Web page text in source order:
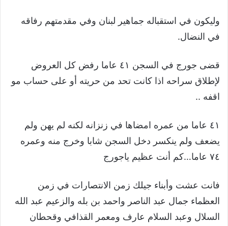
وليكون في استقباله جماهير لبنان وفي مقدمتهم رفاقه
في النضال.
قضى جورج في السجن ٤١ عاما رفض كل العروض
لإطلاق سراحه اذا كانت تحد من حريته أو على حساب مو
اقفه ..
٤١ عاما من عمره امضاها في زنزانه لكنه لم يهن ولم
يضعف ولم ينكسر دخل السجن شابا وخرج منه وعمره
٧٤ عاما…كم أنت عظيم ياجورج
فانت عشت وأبناء جيلك زمن الانتصارات في زمن
العظماء جمال عبد الناصر واحمد بن بله والزعيم عبد الله
السلال وعبد السلام عارف ومعمر القذافي وقحطان